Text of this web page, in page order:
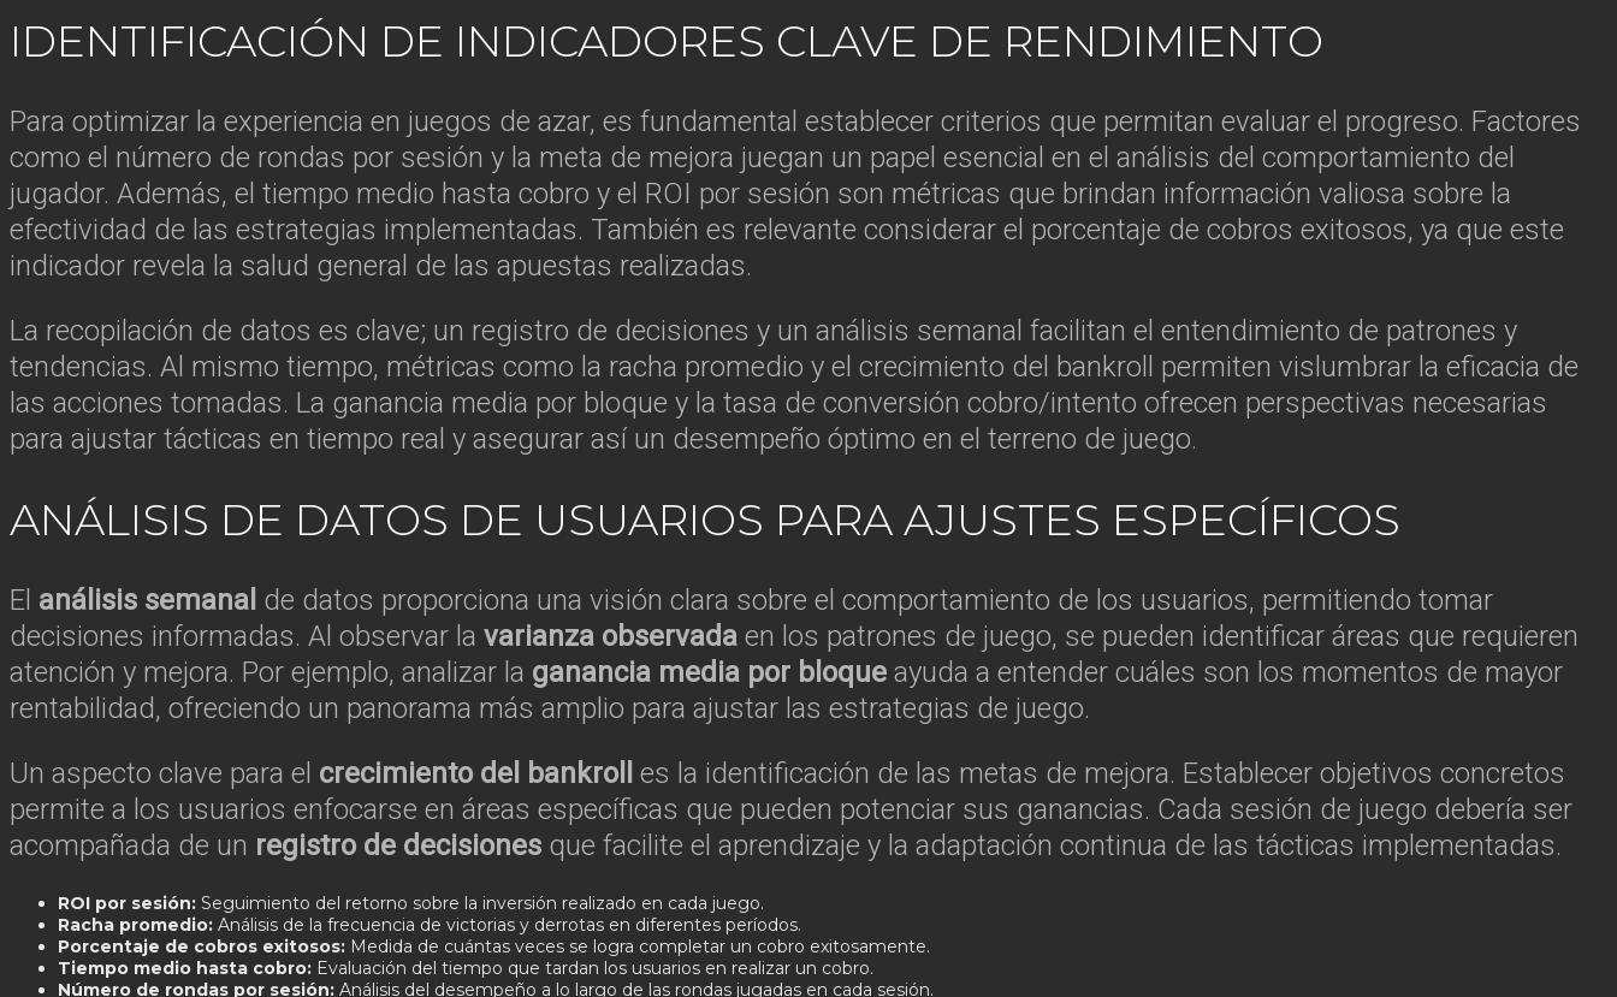
IDENTIFICACIÓN DE INDICADORES CLAVE DE RENDIMIENTO
Para optimizar la experiencia en juegos de azar, es fundamental establecer criterios que permitan evaluar el progreso. Factores
como el número de rondas por sesión y la meta de mejora juegan un papel esencial en el análisis del comportamiento del
jugador. Además, el tiempo medio hasta cobro y el ROI por sesión son métricas que brindan información valiosa sobre la
efectividad de las estrategias implementadas. También es relevante considerar el porcentaje de cobros exitosos, ya que este
indicador revela la salud general de las apuestas realizadas.
La recopilación de datos es clave; un registro de decisiones y un análisis semanal facilitan el entendimiento de patrones y
tendencias. Al mismo tiempo, métricas como la racha promedio y el crecimiento del bankroll permiten vislumbrar la eficacia de
las acciones tomadas. La ganancia media por bloque y la tasa de conversión cobro/intento ofrecen perspectivas necesarias
para ajustar tácticas en tiempo real y asegurar así un desempeño óptimo en el terreno de juego.
ANÁLISIS DE DATOS DE USUARIOS PARA AJUSTES ESPECÍFICOS
El análisis semanal de datos proporciona una visión clara sobre el comportamiento de los usuarios, permitiendo tomar
decisiones informadas. Al observar la varianza observada en los patrones de juego, se pueden identificar áreas que requieren
atención y mejora. Por ejemplo, analizar la ganancia media por bloque ayuda a entender cuáles son los momentos de mayor
rentabilidad, ofreciendo un panorama más amplio para ajustar las estrategias de juego.
Un aspecto clave para el crecimiento del bankroll
es la identificación de las metas de mejora. Establecer objetivos concretos
permite a los usuarios enfocarse en áreas específicas que pueden potenciar sus ganancias. Cada sesión de juego debería ser
acompañada de un registro de decisiones que facilite el aprendizaje y la adaptación continua de las tácticas implementadas.
ROI por sesión: Seguimiento del retorno sobre la inversión realizado en cada juego.
Racha promedio: Análisis de la frecuencia de victorias y derrotas en diferentes períodos.
Porcentaje de cobros exitosos: Medida de cuántas veces se logra completar un cobro exitosamente.
Tiempo medio hasta cobro: Evaluación del tiempo que tardan los usuarios en realizar un cobro.
Número de rondas por sesión: Análisis del desempeño a lo largo de las rondas jugadas en cada sesión.